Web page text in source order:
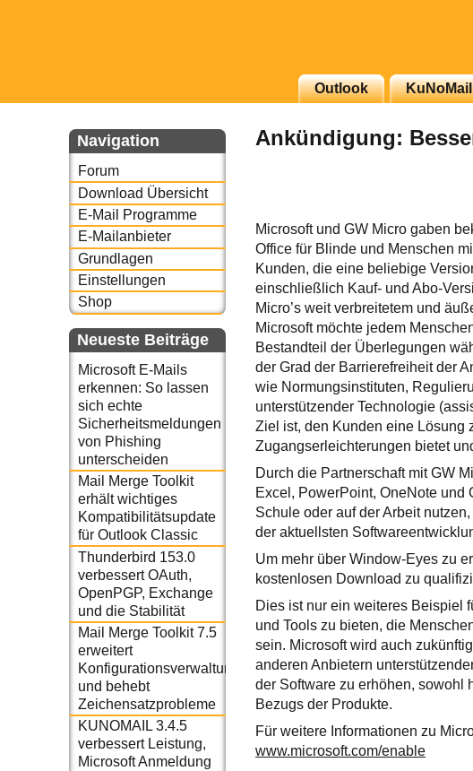
Outlook KuNoMail
Navigation
Forum
Download Übersicht
E-Mail Programme
E-Mailanbieter
Grundlagen
Einstellungen
Shop
Neueste Beiträge
Microsoft E-Mails
erkennen: So lassen
sich echte
Sicherheitsmeldungen
von Phishing
unterscheiden
Mail Merge Toolkit
erhält wichtiges
Kompatibilitätsupdate
für Outlook Classic
Thunderbird 153.0
verbessert OAuth,
OpenPGP, Exchange
und die Stabilität
Mail Merge Toolkit 7.5
erweitert
Konfigurationsverwaltung
und behebt
Zeichensatzprobleme
KUNOMAIL 3.4.5
verbessert Leistung,
Microsoft Anmeldung
Ankündigung:
Microsoft und GW Micro gaben
Office für Blinde und Menschen
Kunden, die eine beliebige
einschließlich Kauf- und Abo-
Micro’s weit verbreitetem und
Microsoft möchte jedem
Bestandteil der Überlegungen
der Grad der Barrierefreiheit der
wie Normungsinstituten,
unterstützender Technologie
Ziel ist, den Kunden eine Lösung
Zugangserleichterungen bietet
Durch die Partnerschaft mit GW
Excel, PowerPoint, OneNote und
Schule oder auf der Arbeit
der aktuellsten
Um mehr über Window-Eyes zu
kostenlosen Download zu
Dies ist nur ein weiteres Beispiel
und Tools zu bieten, die
sein. Microsoft wird auch
anderen Anbietern
der Software zu erhöhen, sowohl
Bezugs der Produkte.
Für weitere Informationen zu
www.microsoft.com/enable
oder auch